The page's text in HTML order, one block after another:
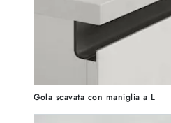
Gola scavata con maniglia a L